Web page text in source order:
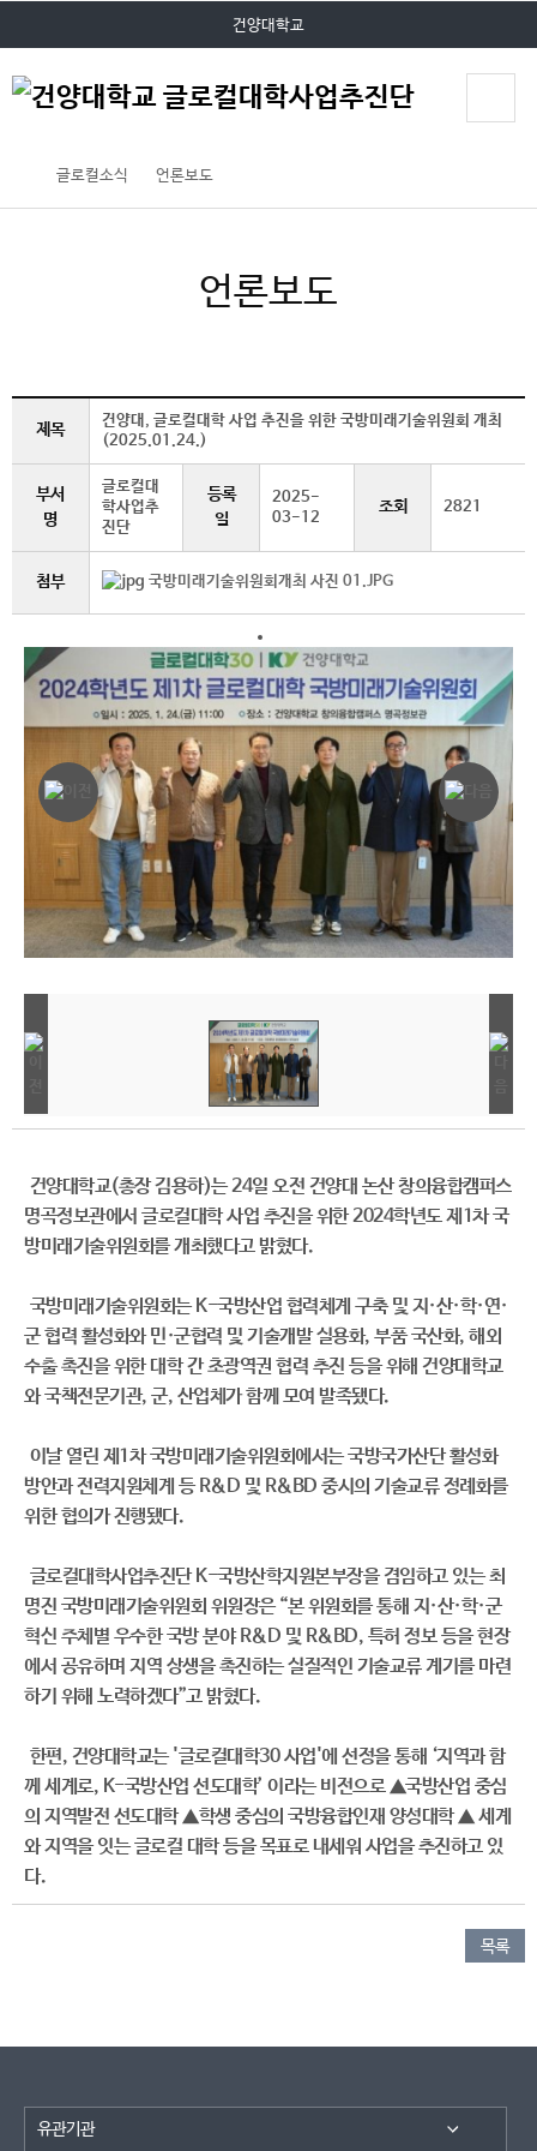
건양대학교
글로컬소식 언론보도
언론보도
제목
건양대, 글로컬대학 사업 추진을 위한 국방미래기술위원회 개최
(2025.01.24.)
부서
명
글로컬대
학사업추
진단
등록
일
2025-
03-12
조회 2821
첨부 국방미래기술위원회개최 사진 01.JPG
건양대학교(총장 김용하)는 24일 오전 건양대 논산 창의융합캠퍼스
명곡정보관에서 글로컬대학 사업 추진을 위한 2024학년도 제1차 국
방미래기술위원회를 개최했다고 밝혔다.
국방미래기술위원회는 K-국방산업 협력체계 구축 및 지·산·학·연·
군 협력 활성화와 민·군협력 및 기술개발 실용화, 부품 국산화, 해외
수출 촉진을 위한 대학 간 초광역권 협력 추진 등을 위해 건양대학교
와 국책전문기관, 군, 산업체가 함께 모여 발족됐다.
이날 열린 제1차 국방미래기술위원회에서는 국방국가산단 활성화
방안과 전력지원체계 등 R&D 및 R&BD 중시의 기술교류 정례화를
위한 협의가 진행됐다.
글로컬대학사업추진단 K-국방산학지원본부장을 겸임하고 있는 최
명진 국방미래기술위원회 위원장은 “본 위원회를 통해 지·산·학·군
혁신 주체별 우수한 국방 분야 R&D 및 R&BD, 특허 정보 등을 현장
에서 공유하며 지역 상생을 촉진하는 실질적인 기술교류 계기를 마련
하기 위해 노력하겠다”고 밝혔다.
한편, 건양대학교는 '글로컬대학30 사업'에 선정을 통해 ‘지역과 함
께 세계로, K-국방산업 선도대학’ 이라는 비전으로 ▲국방산업 중심
의 지역발전 선도대학 ▲학생 중심의 국방융합인재 양성대학 ▲ 세계
와 지역을 잇는 글로컬 대학 등을 목표로 내세워 사업을 추진하고 있
다.
목록